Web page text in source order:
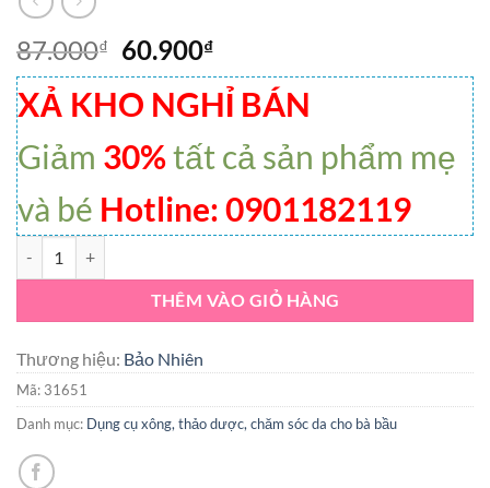
87.000₫ 60.900₫
XẢ KHO NGHỈ BÁN
Giảm 30%tất cả sản phẩm mẹ
và bé Hotline: 0901182119
THÊM VÀO GIỎ HÀNG
Thương hiệu: Bảo Nhiên
Mã: 31651
Danh mục: Dụng cụ xông, thảo dược, chăm sóc da cho bà bầu